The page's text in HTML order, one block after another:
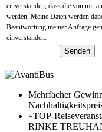
einverstanden, dass die von mir
werden. Meine Daten werden
Beantwortung meiner Anfrage
einverstanden.
Mehrfacher
»TOP-
RINKE